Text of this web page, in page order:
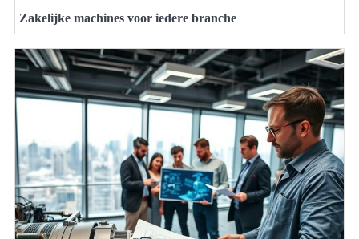
Zakelijke machines voor iedere branche